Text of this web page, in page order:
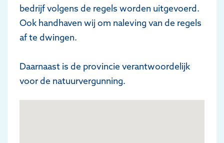
bedrijf volgens de regels worden uitgevoerd.
Ook handhaven wij om naleving van de regels
af te dwingen.
Daarnaast is de provincie verantwoordelijk
voor de natuurvergunning.